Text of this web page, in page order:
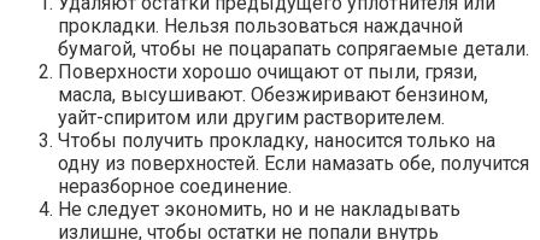
прокладки. Нельзя пользоваться наждачной
бумагой, чтобы не поцарапать сопрягаемые детали.
Поверхности хорошо очищают от пыли, грязи,
масла, высушивают. Обезжиривают бензином,
уайт-спиритом или другим растворителем.
Чтобы получить прокладку, наносится только на
одну из поверхностей. Если намазать обе, получится
неразборное соединение.
Не следует экономить, но и не накладывать
излишне, чтобы остатки не попали внутрь